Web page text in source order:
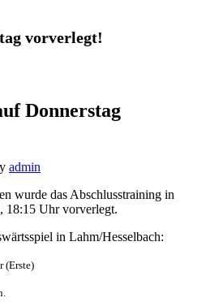
vorverlegt!
Donnerstag
admin
wurde das Abschlusstraining in
18:15 Uhr vorverlegt.
in Lahm/Hesselbach:
(Erste)